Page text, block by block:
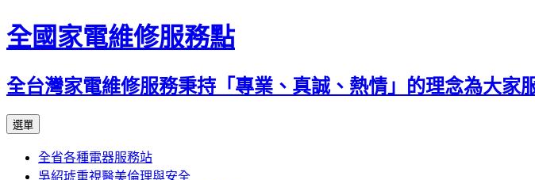
全國家電維修服務點
全台灣家電維修服務秉持「專業、真誠、熱情」的理念為大
選單
主
全省各種電器服務站
吳紹琥重視醫美倫理與安全